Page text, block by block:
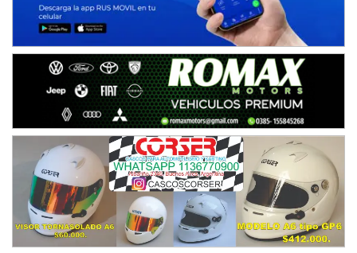
TUCUMANO - F5
Juan Navarro (Asfalto)
El Timbó (Tucumán)
COBERTURA ESPECIAL DE E-KART.COM.AR
IAME SERIES ARGENTINA 6
Baradero (Buenos Aires)
KDO - F6
Ciudad de Trenque Lauquen (Asfalto)
Trenque Lauquen (Buenos Aires)
ENTRERRIANO - F6 (POSTERGADA)
Parque de la Velocidad (Asfalto)